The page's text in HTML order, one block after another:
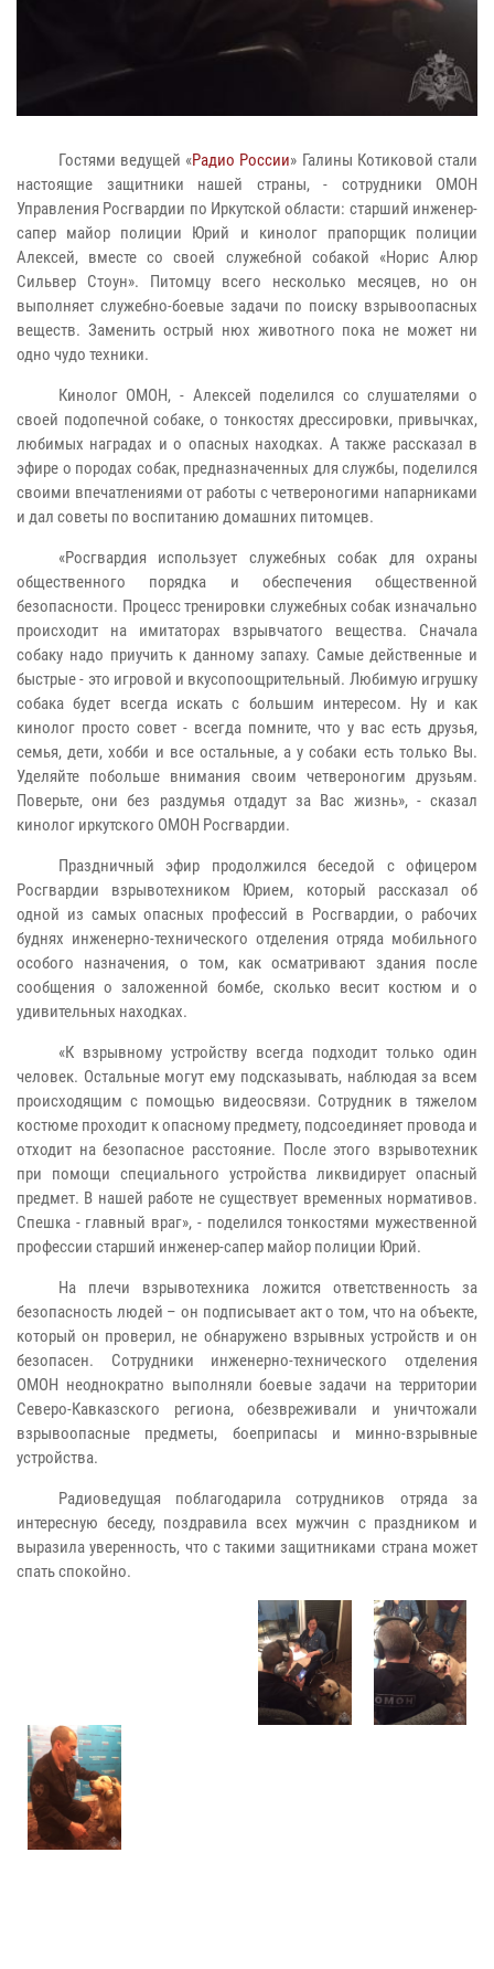
Гостями ведущей «Радио России» Галины Котиковой стали
настоящие защитники нашей страны, - сотрудники ОМОН
Управления Росгвардии по Иркутской области: старший инженер-
сапер майор полиции Юрий и кинолог прапорщик полиции
Алексей, вместе со своей служебной собакой «Норис Алюр
Сильвер Стоун». Питомцу всего несколько месяцев, но он
выполняет служебно-боевые задачи по поиску взрывоопасных
веществ. Заменить острый нюх животного пока не может ни
одно чудо техники.
Кинолог ОМОН, - Алексей поделился со слушателями о
своей подопечной собаке, о тонкостях дрессировки, привычках,
любимых наградах и о опасных находках. А также рассказал в
эфире о породах собак, предназначенных для службы, поделился
своими впечатлениями от работы с четвероногими напарниками
и дал советы по воспитанию домашних питомцев.
«Росгвардия использует служебных собак для охраны
общественного порядка и обеспечения общественной
безопасности. Процесс тренировки служебных собак изначально
происходит на имитаторах взрывчатого вещества. Сначала
собаку надо приучить к данному запаху. Самые действенные и
быстрые - это игровой и вкусопоощрительный. Любимую игрушку
собака будет всегда искать с большим интересом. Ну и как
кинолог просто совет - всегда помните, что у вас есть друзья,
семья, дети, хобби и все остальные, а у собаки есть только Вы.
Уделяйте побольше внимания своим четвероногим друзьям.
Поверьте, они без раздумья отдадут за Вас жизнь», - сказал
кинолог иркутского ОМОН Росгвардии.
Праздничный эфир продолжился беседой с офицером
Росгвардии взрывотехником Юрием, который рассказал об
одной из самых опасных профессий в Росгвардии, о рабочих
буднях инженерно-технического отделения отряда мобильного
особого назначения, о том, как осматривают здания после
сообщения о заложенной бомбе, сколько весит костюм и о
удивительных находках.
«К взрывному устройству всегда подходит только один
человек. Остальные могут ему подсказывать, наблюдая за всем
происходящим с помощью видеосвязи. Сотрудник в тяжелом
костюме проходит к опасному предмету, подсоединяет провода и
отходит на безопасное расстояние. После этого взрывотехник
при помощи специального устройства ликвидирует опасный
предмет. В нашей работе не существует временных нормативов.
Спешка - главный враг», - поделился тонкостями мужественной
профессии старший инженер-сапер майор полиции Юрий.
На плечи взрывотехника ложится ответственность за
безопасность людей – он подписывает акт о том, что на объекте,
который он проверил, не обнаружено взрывных устройств и он
безопасен. Сотрудники инженерно-технического отделения
ОМОН неоднократно выполняли боевые задачи на территории
Северо-Кавказского региона, обезвреживали и уничтожали
взрывоопасные предметы, боеприпасы и минно-взрывные
устройства.
Радиоведущая поблагодарила сотрудников отряда за
интересную беседу, поздравила всех мужчин с праздником и
выразила уверенность, что с такими защитниками страна может
спать спокойно.